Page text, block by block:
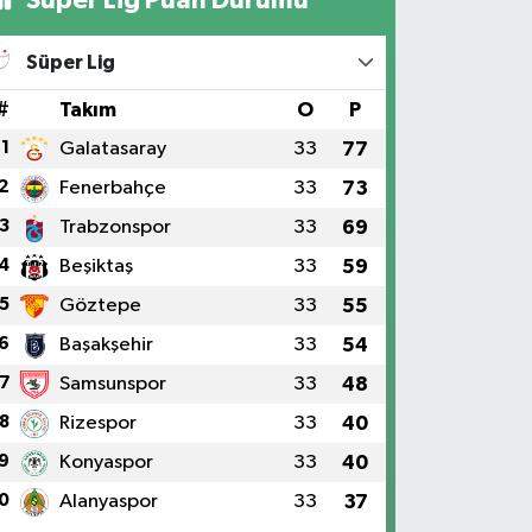
Süper Lig
Takım O P
1 Galatasaray 33 77
Fenerbahçe 33 73
3 Trabzonspor 33 69
Beşiktaş 33 59
5 Göztepe 33 55
Başakşehir 33 54
7 Samsunspor 33 48
8 Rizespor 33 40
Konyaspor 33 40
Alanyaspor 33 37